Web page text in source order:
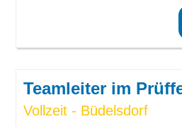
Teamleiter im
Vollzeit - Büdelsdorf